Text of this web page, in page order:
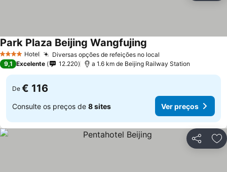
4 EstrelasHotel Diversas opções de refeições no local
Park Plaza Beijing Wangfujing
9,1 Excelente 12.220 a 1.6 km de Beijing Railway Station
De € 116
Consulte os preços de 8 sites Ver preços
Partilhar